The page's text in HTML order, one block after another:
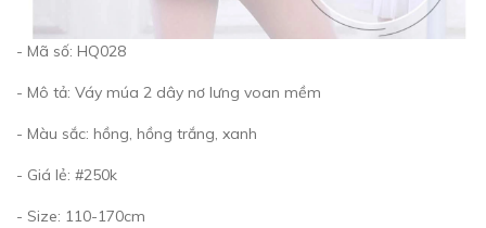
- Mã số: HQ028
- Mô tả: Váy múa 2 dây nơ lưng voan mềm
- Màu sắc: hồng, hồng trắng, xanh
- Giá lẻ: #250k
- Size: 110-170cm